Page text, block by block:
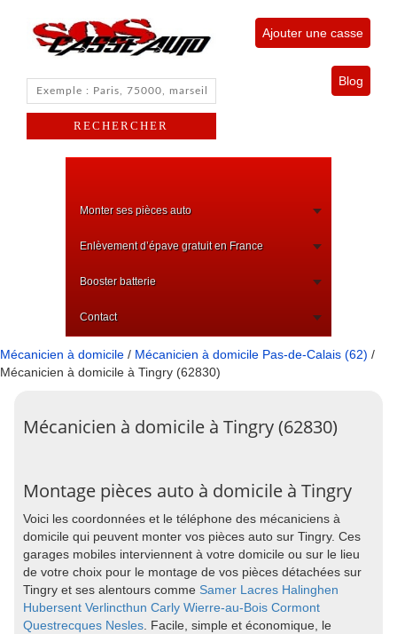
Ajouter une casse
Blog
Monter ses pièces auto
Enlèvement d’épave gratuit en France
Booster batterie
Contact
Mécanicien à domicile / Mécanicien à domicile Pas-de-Calais (62) /
Mécanicien à domicile à Tingry (62830)
Mécanicien à domicile à Tingry (62830)
Montage pièces auto à domicile à Tingry
Voici les coordonnées et le téléphone des mécaniciens à
domicile qui peuvent monter vos pièces auto sur Tingry. Ces
garages mobiles interviennent à votre domicile ou sur le lieu
de votre choix pour le montage de vos pièces détachées sur
Tingry et ses alentours comme Samer Lacres Halinghen
Hubersent Verlincthun Carly Wierre-au-Bois Cormont
Questrecques Nesles. Facile, simple et économique, le